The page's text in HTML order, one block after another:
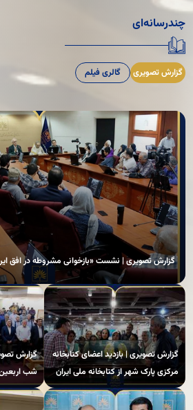
چندرسانه‌ای
گزارش تصویری گالری فیلم
گزارش تصویری | نشست «بازخوانی مشروطه در افق
گزارش تصویری | بازدید اعضای کتابخانه
مرکزی پارک شهر از کتابخانه ملی ایران
گزارش
شب
ایران